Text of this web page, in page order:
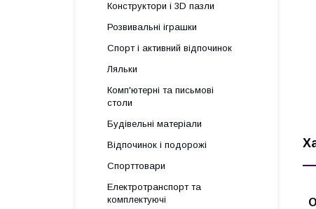
Конструктори і 3D пазли
Розвивальні іграшки
Спорт і активний відпочинок
Ляльки
Комп'ютерні та письмові
столи
Будівельні матеріали
Відпочинок і подорожі
Спорттовари
Електротранспорт та
комплектуючі